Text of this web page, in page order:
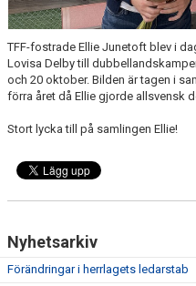
TFF-fostrade Ellie Junetoft blev i
Lovisa Delby till
och 20 oktober. Bilden är tagen i
förra året då Ellie gjorde allsvensk
Stort lycka till på samlingen Ellie!
Nyhetsarkiv
Förändringar i herrlagets ledarstab